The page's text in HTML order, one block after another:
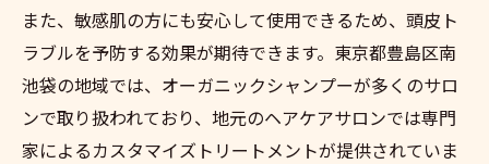
また、敏感肌の方にも安心して使用できるため、頭皮ト
ラブルを予防する効果が期待できます。東京都豊島区南
池袋の地域では、オーガニックシャンプーが多くのサロ
ンで取り扱われており、地元のヘアケアサロンでは専門
家によるカスタマイズトリートメントが提供されていま